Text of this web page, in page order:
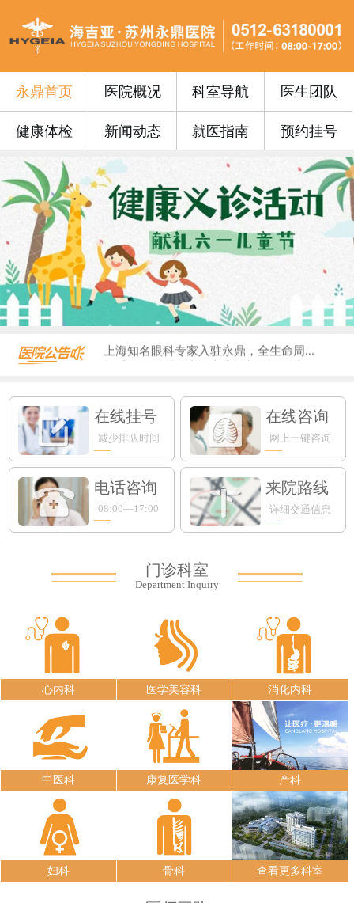
永鼎首页 医院概况 科室导航 医生团队
健康体检 新闻动态 就医指南 预约挂号
永鼎门诊丨苏州永鼎医院3月17日—3...
便民公告 | 苏州永鼎医院“云影像”...
便民公告｜我院便民门诊挂号费0元！...
便民公告丨苏州永鼎医院早7点开设早门...
便民公告丨65周岁以上的老年朋友在苏...
门诊安排丨苏州永鼎医院国庆、中秋假期...
永鼎疫苗丨带状疱疹惠民接种活动火热预...
沪上专家护“视”界，中西合璧助成长—...
​上海知名眼科专家入驻永鼎，全生命周...
新手爸妈必看！专攻宝宝肺部的RSV病...
在线挂号
减少排队时间
在线咨询
网上一键咨询
电话咨询
08:00—17:00
来院路线
详细交通信息
门诊科室
Department Inquiry
心内科 医学美容科 消化内科
中医科 康复医学科 产科
妇科 骨科 查看更多科室